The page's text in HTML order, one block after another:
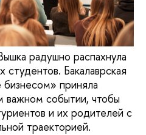
радушно распахнула
Бакалаврская
приняла
важном событии, чтобы
и их родителей с
траекторией.